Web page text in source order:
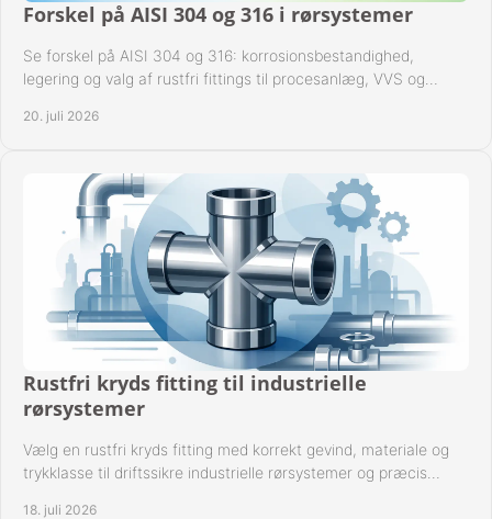
Forskel på AISI 304 og 316 i rørsystemer
Se forskel på AISI 304 og 316: korrosionsbestandighed,
legering og valg af rustfri fittings til procesanlæg, VVS og
20. juli 2026
Rustfri kryds fitting til industrielle
rørsystemer
Vælg en rustfri kryds fitting med korrekt gevind, materiale og
trykklasse til driftssikre industrielle rørsystemer og præcis
18. juli 2026